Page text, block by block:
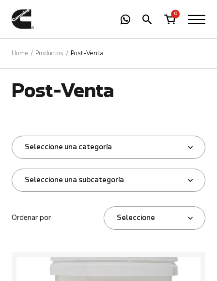
0
Home Productos Post-Venta
Post-Venta
Seleccione una categoría
Seleccione una subcategoría
Ordenar por Seleccione